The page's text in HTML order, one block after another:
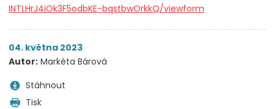
INTLHrJ4iOk3F5odbKE-bqstbwOrkkQ/viewform
04. května 2023
Autor: Markéta Bárová
Stáhnout
Tisk